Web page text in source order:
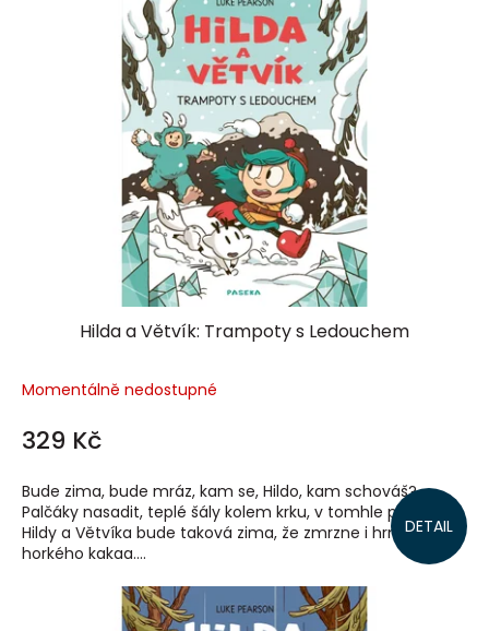
Hilda a Větvík: Trampoty s Ledouchem
Momentálně nedostupné
329 Kč
DETAIL
Bude zima, bude mráz, kam se, Hildo, kam schováš?
Palčáky nasadit, teplé šály kolem krku, v tomhle příběhu
Hildy a Větvíka bude taková zima, že zmrzne i hrnek
horkého kakaa....